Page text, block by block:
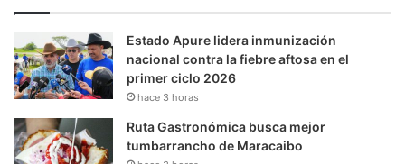
Estado Apure lidera inmunización
nacional contra la fiebre aftosa en el
primer ciclo 2026
hace 3 horas
Ruta Gastronómica busca mejor
tumbarrancho de Maracaibo